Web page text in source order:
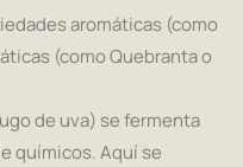
aromáticas (como
(como Quebranta o
de uva) se fermenta
químicos. Aquí se